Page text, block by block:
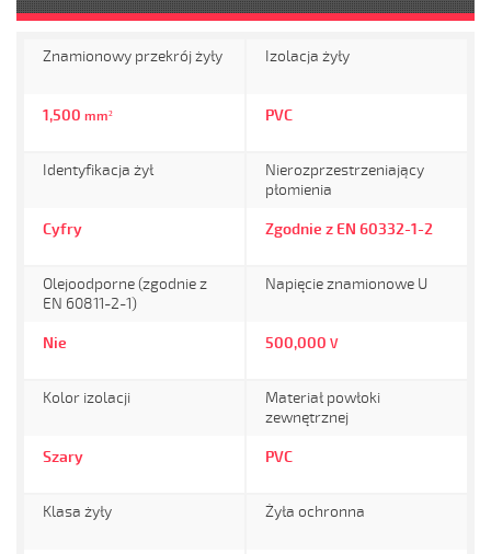
Znamionowy przekrój żyły
1,500 mm²
Izolacja żyły
PVC
Identyfikacja żył
Cyfry
Nierozprzestrzeniający
płomienia
Zgodnie z EN 60332-1-2
Olejoodporne (zgodnie z
EN 60811-2-1)
Nie
Napięcie znamionowe U
500,000 V
Kolor izolacji
Szary
Materiał powłoki
zewnętrznej
PVC
Klasa żyły Żyła ochronna